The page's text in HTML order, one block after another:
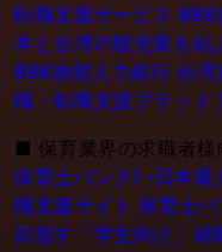
転職支援サービス 886
本と台湾の観光業を結
886旅館人力銀行 台
職・転職支援プラット
■ 保育業界の求職者様
保育士バンク! -日本最
職支援サイト 保育士
目指す「学生向け」就